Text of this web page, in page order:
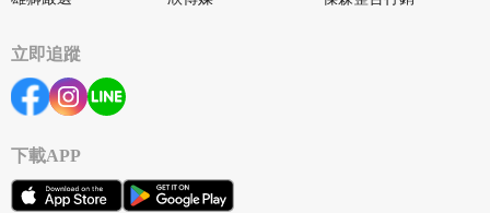
立即追蹤
下載APP